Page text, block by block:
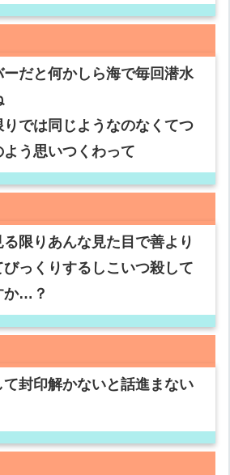
だと何かしら海で毎回潜水
りでは同じようなのなくてつ
よう思いつくわって
限りあんな見た目で善より
っくりするしこいつ殺して
か…？
封印解かないと話進まない